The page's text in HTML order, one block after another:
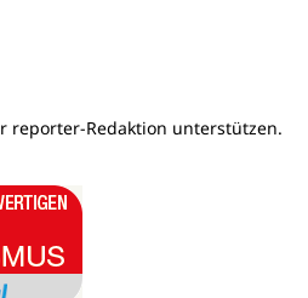
reporter-Redaktion unterstützen.